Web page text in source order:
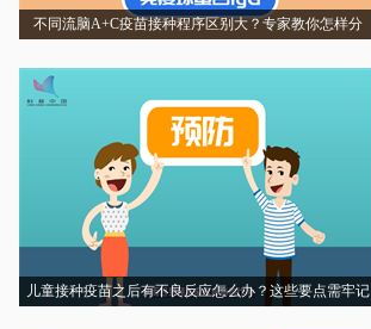
不同流脑A+C疫苗接种程序区别大？专家教你怎样分
儿童接种疫苗之后有不良反应怎么办？这些要点需牢记